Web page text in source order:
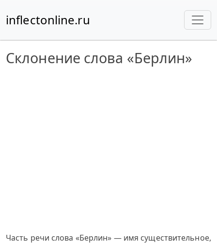
inflectonline.ru
Склонение слова «Берлин»
Часть речи слова «Берлин» — имя существительное,